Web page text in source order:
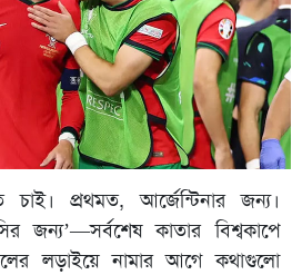
চাই। প্রথমত, আর্জেন্টিনার জন্য।
জন্য’—সর্বশেষ কাতার বিশ্বকাপে
লড়াইয়ে নামার আগে কথাগুলো